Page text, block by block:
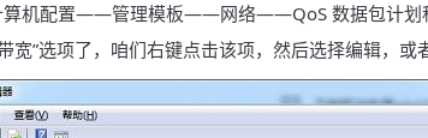
算机配置——管理模板——网络——QoS 数据包计划
宽”选项了，咱们右键点击该项，然后选择编辑，或